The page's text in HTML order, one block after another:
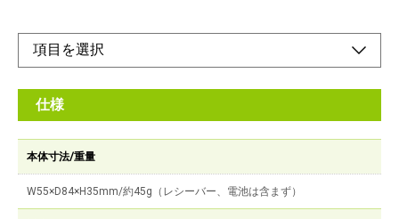
仕様
本体寸法/重量
W55×D84×H35mm/約45g（レシーバー、電池は含まず）